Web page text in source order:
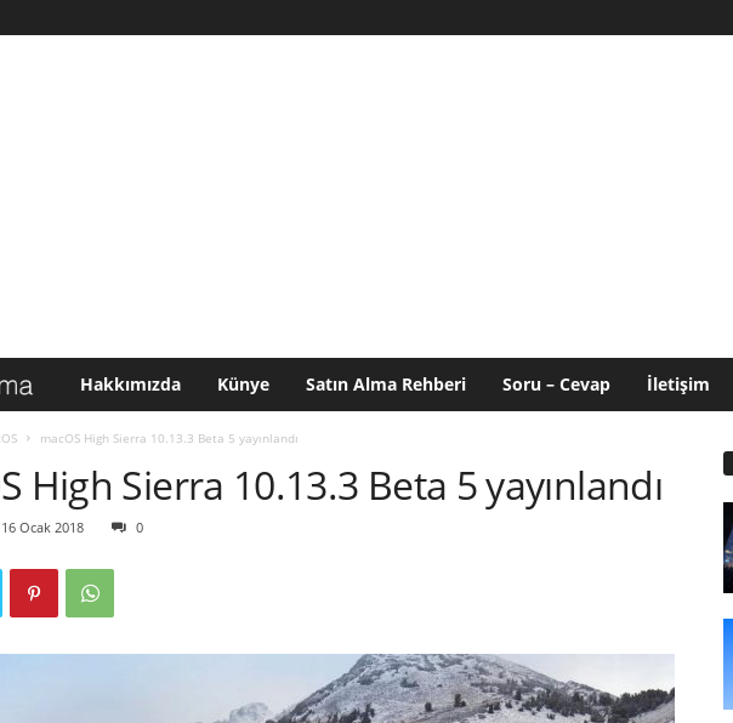
i
l
Hakkımızda Künye Satın Alma Rehberi Soru – Cevap İletişim
macOS High Sierra 10.13.3 Beta 5 yayınlandı
High Sierra 10.13.3 Beta 5 yayınlandı
16 Ocak 2018 0